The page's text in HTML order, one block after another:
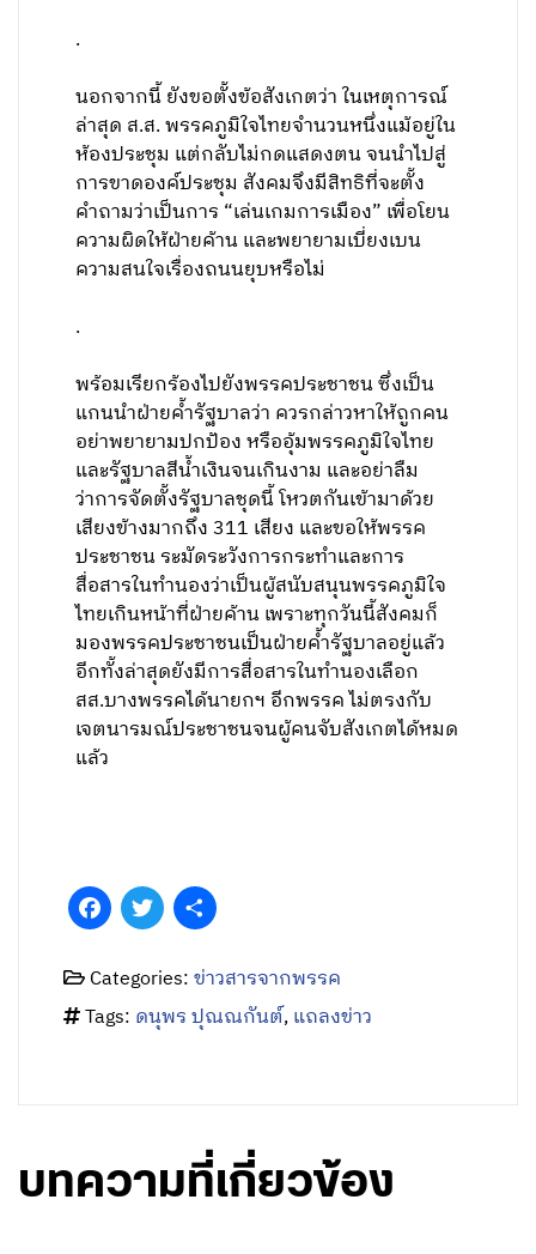
.
นอกจากนี้ ยังขอตั้งข้อสังเกตว่า ในเหตุการณ์
ล่าสุด ส.ส. พรรคภูมิใจไทยจำนวนหนึ่งแม้อยู่ใน
ห้องประชุม แต่กลับไม่กดแสดงตน จนนำไปสู่
การขาดองค์ประชุม สังคมจึงมีสิทธิที่จะตั้ง
คำถามว่าเป็นการ “เล่นเกมการเมือง” เพื่อโยน
ความผิดให้ฝ่ายค้าน และพยายามเบี่ยงเบน
ความสนใจเรื่องถนนยุบหรือไม่
.
พร้อมเรียกร้องไปยังพรรคประชาชน ซึ่งเป็น
แกนนำฝ่ายค้ำรัฐบาลว่า ควรกล่าวหาให้ถูกคน
อย่าพยายามปกป้อง หรืออุ้มพรรคภูมิใจไทย
และรัฐบาลสีน้ำเงินจนเกินงาม และอย่าลืม
ว่าการจัดตั้งรัฐบาลชุดนี้ โหวตกันเข้ามาด้วย
เสียงข้างมากถึง 311 เสียง และขอให้พรรค
ประชาชน ระมัดระวังการกระทำและการ
สื่อสารในทำนองว่าเป็นผู้สนับสนุนพรรคภูมิใจ
ไทยเกินหน้าที่ฝ่ายค้าน เพราะทุกวันนี้สังคมก็
มองพรรคประชาชนเป็นฝ่ายค้ำรัฐบาลอยู่แล้ว
อีกทั้งล่าสุดยังมีการสื่อสารในทำนองเลือก
สส.บางพรรคได้นายกฯ อีกพรรค ไม่ตรงกับ
เจตนารมณ์ประชาชนจนผู้คนจับสังเกตได้หมด
แล้ว
FacebookTwitter
Categories:ข่าวสารจากพรรค
Tags: ดนุพร ปุณณกันต์,แถลงข่าว
บทความที่เกี่ยวข้อง